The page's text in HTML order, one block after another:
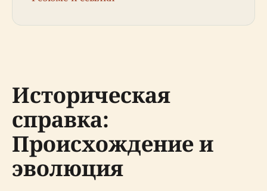
Историческая
справка:
Происхождение и
эволюция